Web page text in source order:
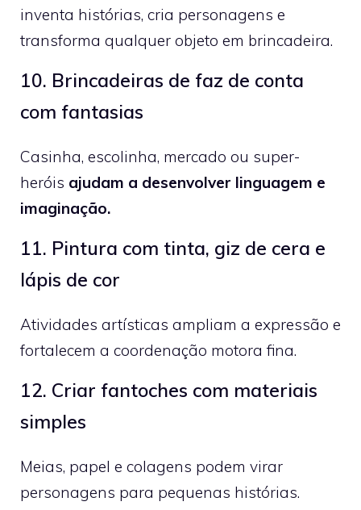
inventa histórias, cria personagens e
transforma qualquer objeto em brincadeira.
10. Brincadeiras de faz de conta
com fantasias
Casinha, escolinha, mercado ou super-
heróis ajudam a desenvolver linguagem e
imaginação.
11. Pintura com tinta, giz de cera e
lápis de cor
Atividades artísticas ampliam a expressão e
fortalecem a coordenação motora fina.
12. Criar fantoches com materiais
simples
Meias, papel e colagens podem virar
personagens para pequenas histórias.